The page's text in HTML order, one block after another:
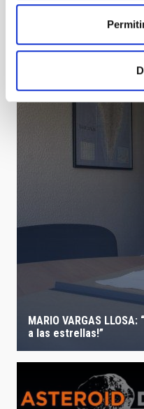
El Solsticio y Roma
MARIO VARGAS
a las estrellas!”